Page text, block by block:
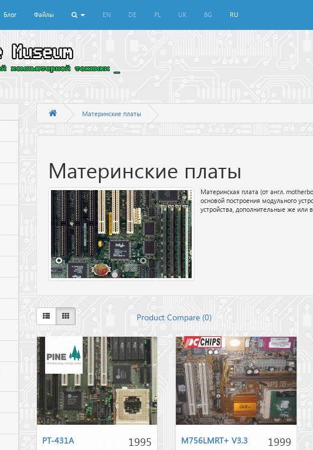
Блог Файлы EN DE PL UK BG RU
Материнские платы
Материнские платы
Материнская плата (от англ.
основой построения модульного
устройства, дополнительные же
Product Compare (0)
1995
PT-431A 1999
M756LMRT+ V3.3